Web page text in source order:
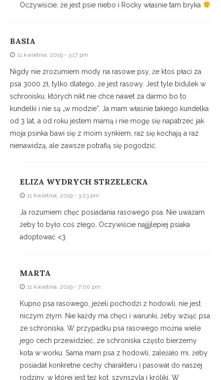
Oczywiście, że jest psie niebo i Rocky właśnie tam bryka
BASIA
11 kwietnia, 2019 - 3:17 pm
Nigdy nie zrozumiem mody na rasowe psy, że ktoś płaci za
psa 3000 zł, tylko dlatego, że jest rasowy. Jest tyle bidulek w
schronisku, których nikt nie chce nawet za darmo bo to
kundelki i nie są „w modzie”. Ja mam właśnie takiego kundelka
od 3 lat, a od roku jestem mamą i nie mogę się napatrzeć jak
moja psinka bawi się z moim synkiem, raz się kochają a raz
nienawidzą, ale zawsze potrafią się pogodzić.
ELIZA WYDRYCH STRZELECKA
11 kwietnia, 2019 - 3:23 pm
Ja rozumiem chęć posiadania rasowego psa. Nie uważam
żeby to było coś złego. Oczywiście najjjjlepiej psiaka
adoptować <3
MARTA
11 kwietnia, 2019 - 7:00 pm
Kupno psa rasowego, jeżeli pochodzi z hodowli, nie jest
niczym złym. Nie każdy ma chęci i warunki, żeby wziąć psa
ze schroniska. W przypadku psa rasowego można wiele
jego cech przewidzieć, ze schroniska często bierzemy
kota w worku. Sama mam psa z hodowli, zależało mi, żeby
posiadał konkretne cechy charakteru i pasował do naszej
rodziny, w której jest też kot, szynszyla i króliki. W